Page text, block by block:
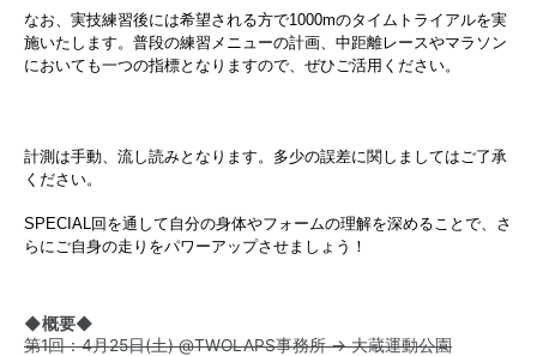
なお、実技練習後には希望される方で1000mのタイムトライアルを実
施いたします。普段の練習メニューの計画、中距離レースやマラソン
においても一つの指標となりますので、ぜひご活用ください。
計測は手動、流し読みとなります。多少の誤差に関しましてはご了承
ください。
SPECIAL回を通して自分の身体やフォームの理解を深めることで、さ
らにご自身の走りをパワーアップさせましょう！
◆概要◆
第1回：4月25日(土) @TWOLAPS事務所 → 大蔵運動公園